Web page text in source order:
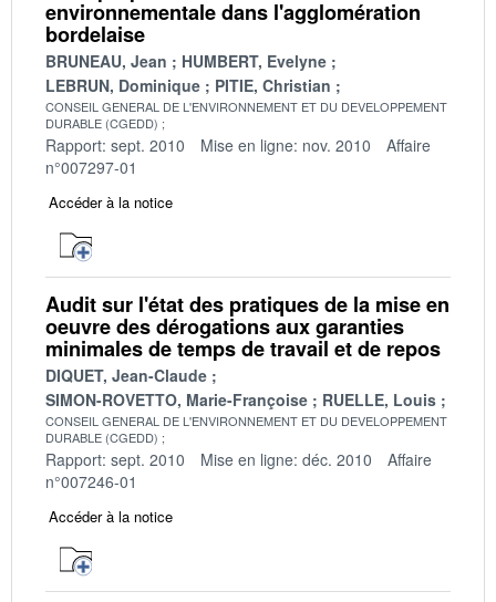
environnementale dans l'agglomération
bordelaise
BRUNEAU, Jean
HUMBERT, Evelyne
LEBRUN, Dominique
PITIE, Christian
CONSEIL GENERAL DE L'ENVIRONNEMENT ET DU DEVELOPPEMENT
DURABLE (CGEDD)
Rapport: sept. 2010 Mise en ligne: nov. 2010
Affaire
n°007297-01
Accéder à la notice
Audit sur l'état des pratiques de la mise en
oeuvre des dérogations aux garanties
minimales de temps de travail et de repos
DIQUET, Jean-Claude
SIMON-ROVETTO, Marie-Françoise
RUELLE, Louis
CONSEIL GENERAL DE L'ENVIRONNEMENT ET DU DEVELOPPEMENT
DURABLE (CGEDD)
Rapport: sept. 2010 Mise en ligne: déc. 2010
Affaire
n°007246-01
Accéder à la notice